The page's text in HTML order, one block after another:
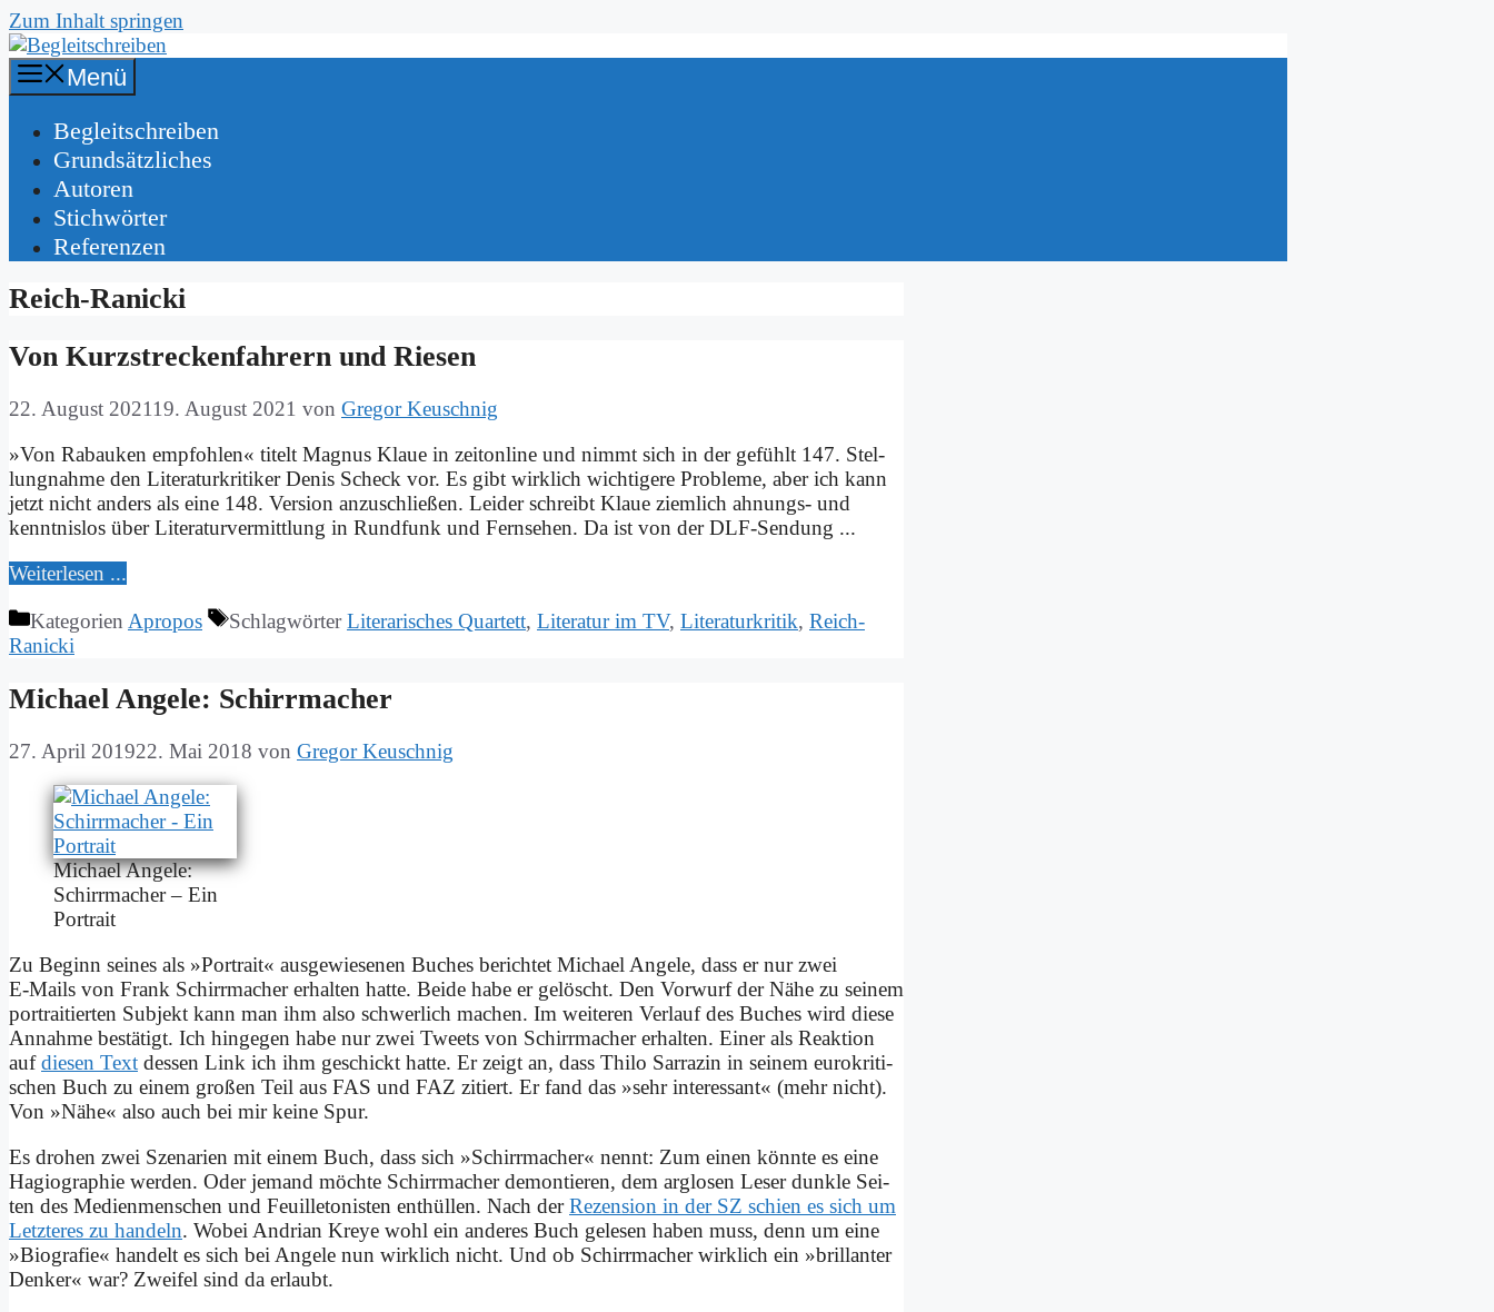
Zum Inhalt springen
Menü
Be­gleit­schrei­ben
Grund­sätz­li­ches
Au­toren
Stich­wör­ter
Re­fe­ren­zen
Reich-Ranicki
Von Kurz­strecken­fah­rern und Rie­sen
22. August 202119. August 2021 von Gregor Keuschnig
»Von Ra­bau­ken emp­foh­len« ti­telt Ma­gnus Klaue in zeit­on­line und nimmt sich in der ge­fühlt 147. Stel­
lung­nah­me den Li­te­ra­tur­kri­ti­ker De­nis Scheck vor. Es gibt wirk­lich wich­ti­ge­re Pro­ble­me, aber ich kann
jetzt nicht an­ders als ei­ne 148. Ver­si­on an­zu­schlie­ßen. Lei­der schreibt Klaue ziem­lich ah­­nungs- und
kennt­nis­los über Li­te­ra­tur­ver­mitt­lung in Rund­funk und Fern­se­hen. Da ist von der DLF-Sen­­dung ...
Wei­ter­le­sen ...
Kategorien Apropos SchlagwörterLiterarisches Quartett, Literatur im TV, Literaturkritik, Reich-
Ranicki
Mi­cha­el An­ge­le: Schirr­ma­cher
27. April 201922. Mai 2018 von Gregor Keuschnig
Mi­cha­el An­ge­le:
Schirr­ma­cher – Ein
Por­trait
Zu Be­ginn sei­nes als »Por­trait« aus­ge­wie­se­nen Bu­ches be­rich­tet Mi­cha­el An­ge­le, dass er nur zwei
E‑Mails von Frank Schirr­ma­cher er­hal­ten hat­te. Bei­de ha­be er ge­löscht. Den Vor­wurf der Nä­he zu sei­nem
por­trai­tier­ten Sub­jekt kann man ihm al­so schwer­lich ma­chen. Im wei­te­ren Ver­lauf des Bu­ches wird die­se
An­nah­me be­stä­tigt. Ich hin­ge­gen ha­be nur zwei Tweets von Schirr­ma­cher er­halten. Ei­ner als Re­ak­ti­on
aufdie­sen Text des­sen Link ich ihm ge­schickt hat­te. Er zeigt an, dass Thi­lo Sar­ra­zin in sei­nem eu­ro­kri­ti­
schen Buch zu ei­nem gro­ßen Teil aus FAS und FAZ zi­tiert. Er fand das »sehr in­ter­es­sant« (mehr nicht).
Von »Nä­he« al­so auch bei mir kei­ne Spur.
Es dro­hen zwei Sze­na­ri­en mit ei­nem Buch, dass sich »Schirr­ma­cher« nennt: Zum ei­nen könn­te es ei­ne
Ha­gio­gra­phie wer­den. Oder je­mand möch­te Schirr­ma­cher de­mon­tie­ren, dem arg­lo­sen Le­ser dunk­le Sei­
ten des Me­di­en­men­schen und Feuil­le­to­ni­sten ent­hül­len. Nach derRe­zen­si­on in der SZ schien es sich um
Letz­te­res zu han­deln. Wo­bei An­dri­an Kreye wohl ein an­de­res Buch ge­le­sen ha­ben muss, denn um ei­ne
»Bio­gra­fie« han­delt es sich bei An­ge­le nun wirk­lich nicht. Und ob Schirr­ma­cher wirk­lich ein »bril­lan­ter
Den­ker« war? Zwei­fel sind da er­laubt.